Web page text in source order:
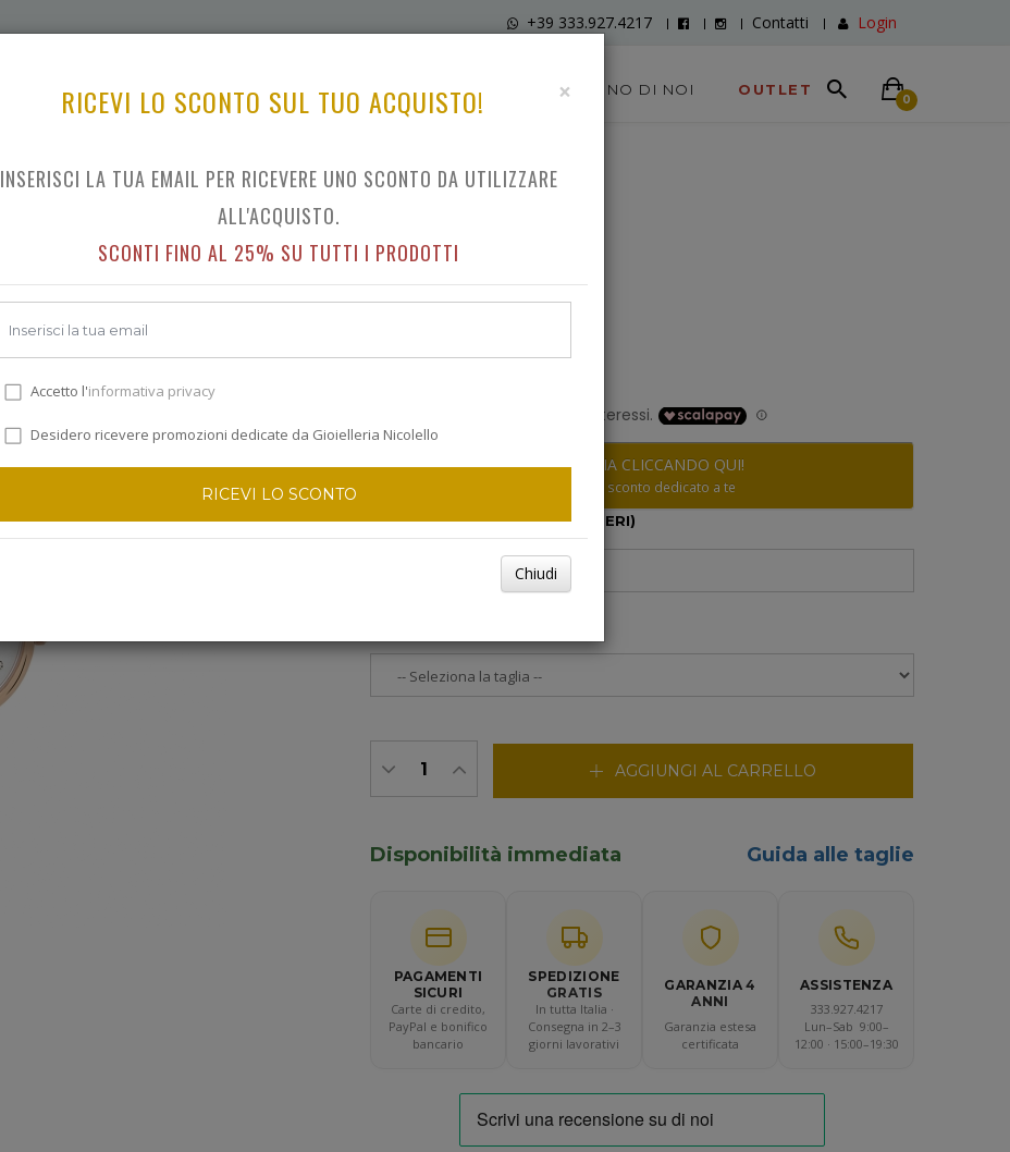
+39 333.927.4217 Contatti Login
DICONO DI NOI OUTLET
0
ALVIERO MARTINI SANTORINI
€ 119.00
RISPARMIA CLICCANDO QUI!
Scopri lo sconto dedicato a te
DEDICA (MASSIMO 10 CARATTERI)
AGGIUNGI AL CARRELLO
Disponibilità immediata Guida alle taglie
PAGAMENTI
SICURI
Carte di credito,
PayPal e bonifico
bancario
SPEDIZIONE
GRATIS
In tutta Italia ·
Consegna in 2–3
giorni lavorativi
GARANZIA4
ANNI
Garanzia estesa
certificata
ASSISTENZA
333.927.4217
Lun–Sab 9:00–
12:00 · 15:00–19:30
×
RICEVI LO SCONTO SUL TUO ACQUISTO!
INSERISCI LA TUA EMAIL PER RICEVERE UNO SCONTO DA UTILIZZARE
ALL'ACQUISTO.
SCONTI FINO AL 25% SU TUTTI I PRODOTTI
Accetto l'informativa privacy
Desidero ricevere promozioni dedicate da Gioielleria Nicolello
RICEVI LO SCONTO
Chiudi